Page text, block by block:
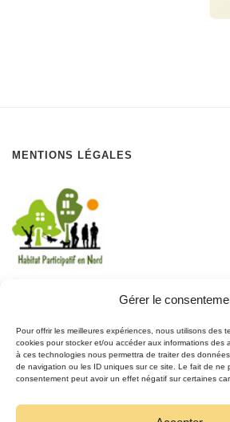
Gérer le
Pour offrir les meilleures expériences, nous utilisons des
cookies pour stocker et/ou accéder aux informations des
à ces technologies nous permettra de traiter des
de navigation ou les ID uniques sur ce site. Le fait de ne
consentement peut avoir un effet négatif sur certaines
MENTIONS LÉGALES